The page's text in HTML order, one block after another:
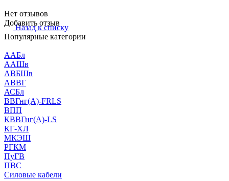
Нет отзывов
Добавить отзыв
Назад к списку
Популярные категории
ААБл
ААШв
АВБШв
АВВГ
АСБл
ВВГнг(А)-FRLS
ВПП
КВВГнг(А)-LS
КГ-ХЛ
МКЭШ
РГКМ
ПуГВ
ПВС
Силовые кабели